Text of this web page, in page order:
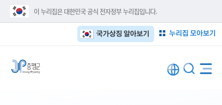
이 누리집은 대한민국 공식 전자정부 누리집입니다.
누리집 모아보기
국가상징 알아보기